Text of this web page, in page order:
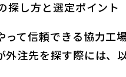
探し方と選定ポイント
って信頼できる協力工
外注先を探す際には、